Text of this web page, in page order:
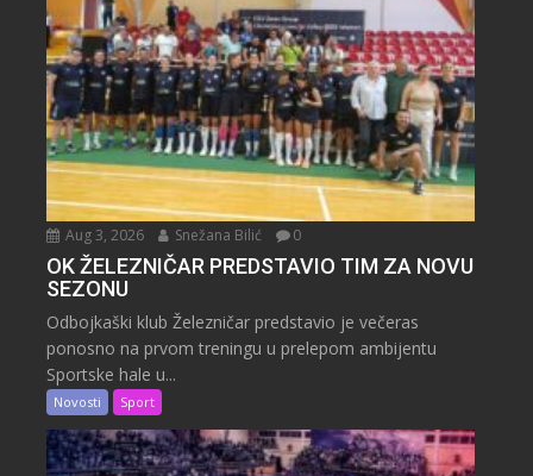
Aug 3, 2026 Snežana Bilić 0
OK ŽELEZNIČAR PREDSTAVIO TIM ZA NOVU
SEZONU
Odbojkaški klub Železničar predstavio je večeras
ponosno na prvom treningu u prelepom ambijentu
Sportske hale u...
Novosti Sport